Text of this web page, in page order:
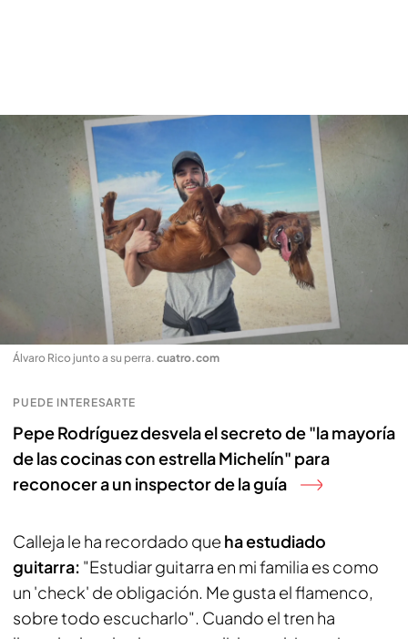
Álvaro Rico junto a su perra. cuatro.com
PUEDE INTERESARTE
Pepe Rodríguez desvela el secreto de "la mayoría
de las cocinas con estrella Michelín" para
reconocer a un inspector de la guía
Calleja le ha recordado que ha estudiado
guitarra: "Estudiar guitarra en mi familia es como
un 'check' de obligación. Me gusta el flamenco,
sobre todo escucharlo". Cuando el tren ha